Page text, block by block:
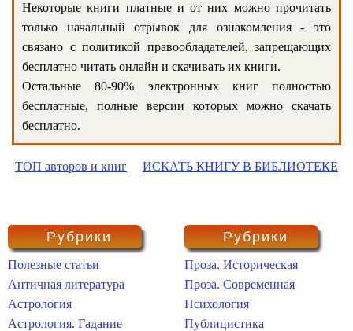
Некоторые книги платные и от них можно прочитать
только начальный отрывок для ознакомления - это
связано с политикой правообладателей, запрещающих
бесплатно читать онлайн и скачивать их книги.
Остальные 80-90% электронных книг полностью
бесплатные, полные версии которых можно скачать
бесплатно.
ТОП авторов и книг ИСКАТЬ КНИГУ В БИБЛИОТЕКЕ
Рубрики
Полезные статьи
Античная литература
Астрология
Астрология. Гадание
Рубрики
Проза. Историческая
Проза. Современная
Психология
Публицистика